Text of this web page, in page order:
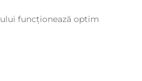
funcționează optim